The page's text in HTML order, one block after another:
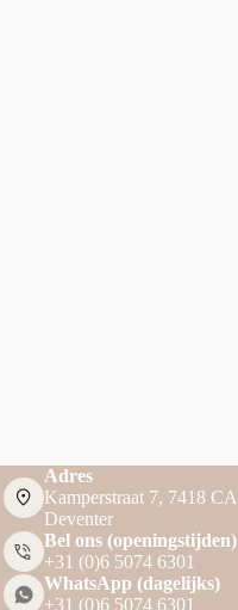
Adres
Kamperstraat 7, 7418 CA
Deventer
Bel ons (openingstijden)
+31 (0)6 5074 6301
WhatsApp (dagelijks)
+31 (0)6 5074 6301